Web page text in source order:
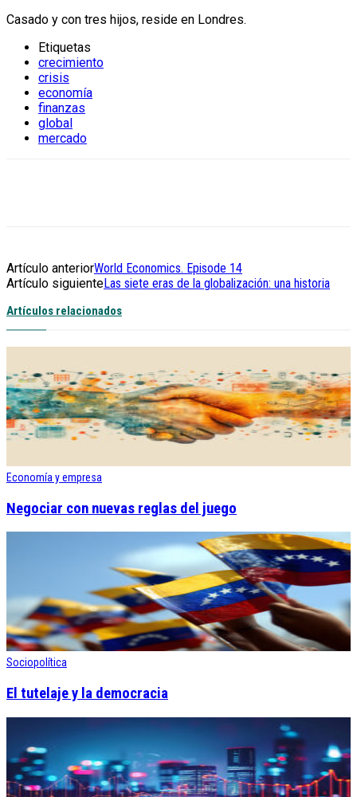
Casado y con tres hijos, reside en Londres.
Etiquetas
crecimiento
crisis
economía
finanzas
global
mercado
Artículo anteriorWorld Economics. Episode 14
Artículo siguienteLas siete eras de la globalización: una historia
Artículos relacionados
Economía y empresa
Negociar con nuevas reglas del juego
Sociopolítica
El tutelaje y la democracia